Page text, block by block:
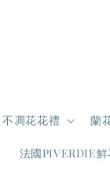
不凋花花禮 蘭
法國PIVERDIE鮮